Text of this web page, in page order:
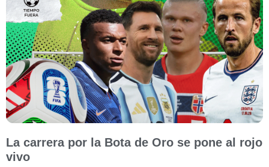
La carrera por la Bota de Oro se pone al rojo
vivo